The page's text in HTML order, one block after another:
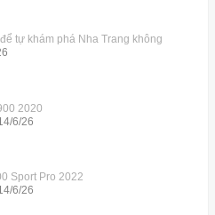
tự khám phá Nha Trang không
2020
6/26
Sport Pro 2022
6/26